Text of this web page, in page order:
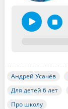
Андрей Усачёв
Для детей 6 лет
Про школу